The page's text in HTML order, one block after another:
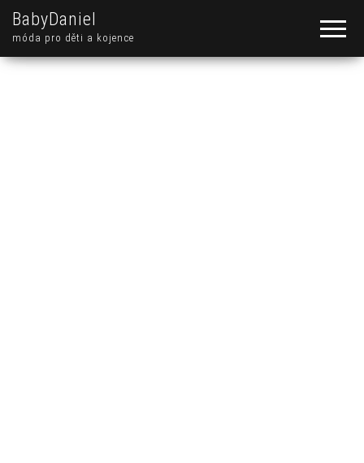
BabyDaniel
móda pro děti a kojence